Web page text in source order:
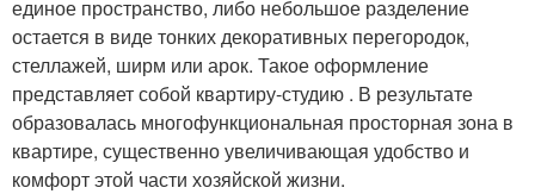
единое пространство, либо небольшое разделение
остается в виде тонких декоративных перегородок,
стеллажей, ширм или арок. Такое оформление
представляет собой квартиру-студию . В результате
образовалась многофункциональная просторная зона в
квартире, существенно увеличивающая удобство и
комфорт этой части хозяйской жизни.